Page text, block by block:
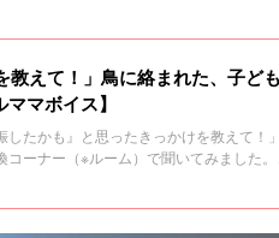
教えて！」鳥に絡まれた、子ど
マボイス】
たかも』と思ったきっかけを教えて！
ーナー（※ルーム）で聞いてみました。